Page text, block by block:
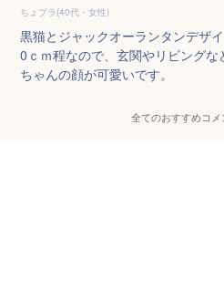
ちょプラ(40代・女性)
黒猫とジャックオーランタンデザ
0ｃｍ程なので、玄関やリビング
ちゃんの顔が可愛いです。
全てのおすすめコメ